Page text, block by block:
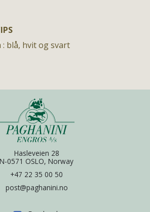
blå, hvit og svart
Hasleveien 28
N-0571 OSLO, Norway
+47 22 35 00 50
post@paghanini.no